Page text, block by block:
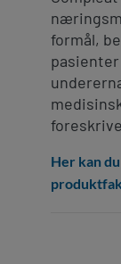
formål,
Her kan